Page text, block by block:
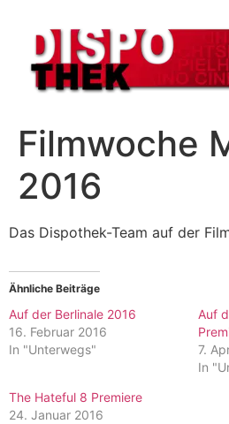
Filmwoche
2016
Das Dispothek-Team auf der
Ähnliche Beiträge
Auf der Berlinale 2016
16. Februar 2016
In "Unterwegs"
Auf
7.
In
The Hateful 8 Premiere
24. Januar 2016